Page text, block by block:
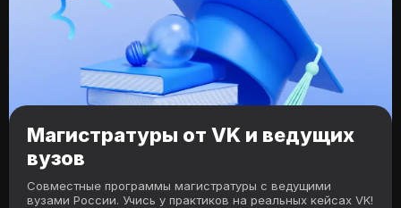
Магистратуры от VK и ведущих
вузов
Совместные программы магистратуры с ведущими
вузами России. Учись у практиков на реальных кейсах VK!